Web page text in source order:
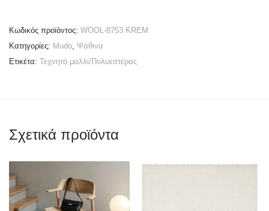
Κωδικός προϊόντος: WOOL-8753 KREM
Κατηγορίες: Mudo, Ψάθινα
Ετικέτα: Τεχνητό μαλλί/Πολυεστέρας
Σχετικά προϊόντα